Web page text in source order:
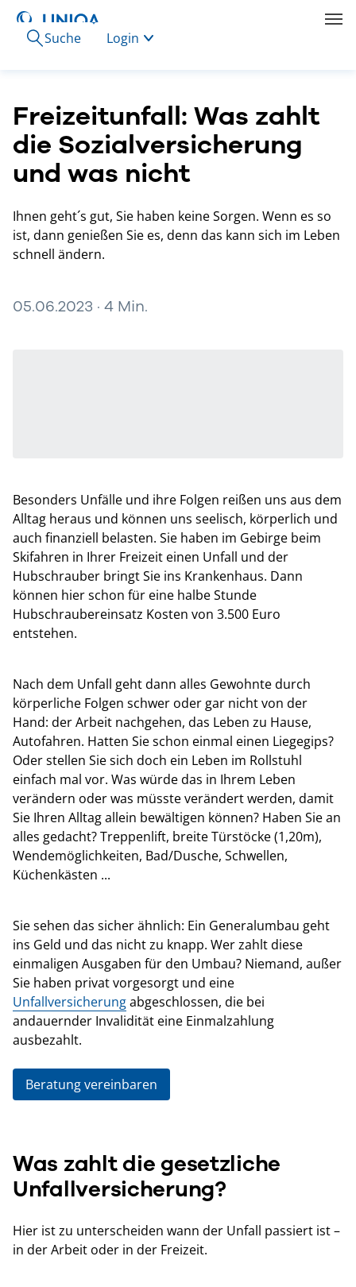
Suche Login
Freizeitunfall: Was zahlt
die Sozialversicherung
und was nicht
Ihnen geht´s gut, Sie haben keine Sorgen. Wenn es so
ist, dann genießen Sie es, denn das kann sich im Leben
schnell ändern.
05.06.2023 · 4 Min.
Besonders Unfälle und ihre Folgen reißen uns aus dem
Alltag heraus und können uns seelisch, körperlich und
auch finanziell belasten. Sie haben im Gebirge beim
Skifahren in Ihrer Freizeit einen Unfall und der
Hubschrauber bringt Sie ins Krankenhaus. Dann
können hier schon für eine halbe Stunde
Hubschraubereinsatz Kosten von 3.500 Euro
entstehen.
Nach dem Unfall geht dann alles Gewohnte durch
körperliche Folgen schwer oder gar nicht von der
Hand: der Arbeit nachgehen, das Leben zu Hause,
Autofahren. Hatten Sie schon einmal einen Liegegips?
Oder stellen Sie sich doch ein Leben im Rollstuhl
einfach mal vor. Was würde das in Ihrem Leben
verändern oder was müsste verändert werden, damit
Sie Ihren Alltag allein bewältigen können? Haben Sie an
alles gedacht? Treppenlift, breite Türstöcke (1,20m),
Wendemöglichkeiten, Bad/Dusche, Schwellen,
Küchenkästen ...
Sie sehen das sicher ähnlich: Ein Generalumbau geht
ins Geld und das nicht zu knapp. Wer zahlt diese
einmaligen Ausgaben für den Umbau? Niemand, außer
Sie haben privat vorgesorgt und eine
Unfallversicherungabgeschlossen, die bei
andauernder Invalidität eine Einmalzahlung
ausbezahlt.
Beratung vereinbaren
Was zahlt die gesetzliche
Unfallversicherung?
Hier ist zu unterscheiden wann der Unfall passiert ist –
in der Arbeit oder in der Freizeit.